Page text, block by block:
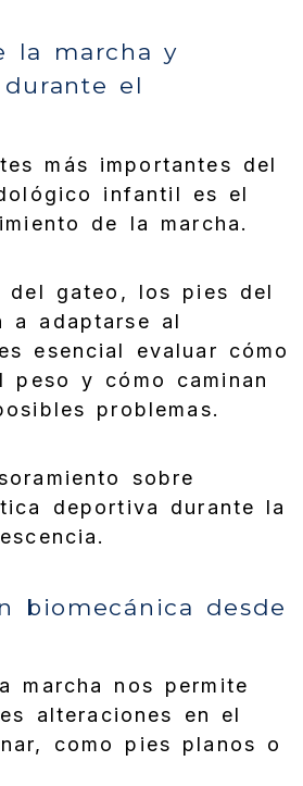
la marcha y
el
más importantes del
infantil es el
de la marcha.
del gateo, los pies del
a adaptarse al
esencial evaluar cómo
peso y cómo caminan
problemas.
sobre
deportiva durante la
biomecánica desde
marcha nos permite
alteraciones en el
como pies planos o